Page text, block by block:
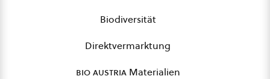
Biodiversität
Direktvermarktung
bio austriaMaterialien